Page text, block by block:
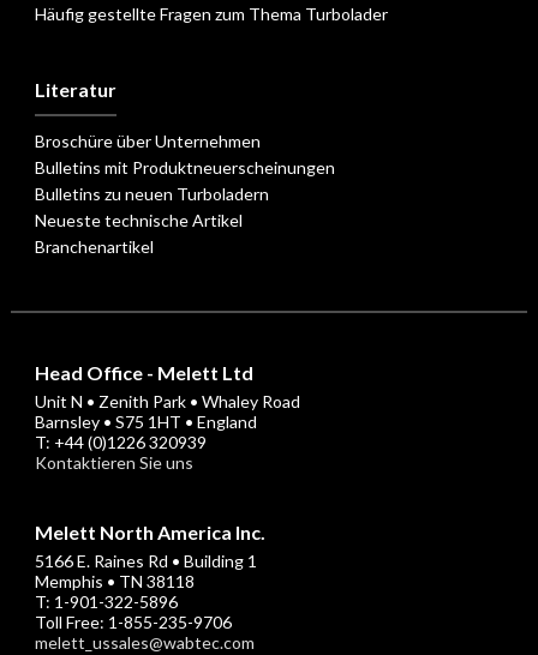
Häufig gestellte Fragen zum Thema Turbolader
Literatur
Broschüre über Unternehmen
Bulletins mit Produktneuerscheinungen
Bulletins zu neuen Turboladern
Neueste technische Artikel
Branchenartikel
Head Office - Melett Ltd
Unit N • Zenith Park • Whaley Road
Barnsley • S75 1HT • England
T: +44 (0)1226 320939
Kontaktieren Sie uns
Melett North America Inc.
5166 E. Raines Rd • Building 1
Memphis • TN 38118
T: 1-901-322-5896
Toll Free: 1-855-235-9706
melett_ussales@wabtec.com